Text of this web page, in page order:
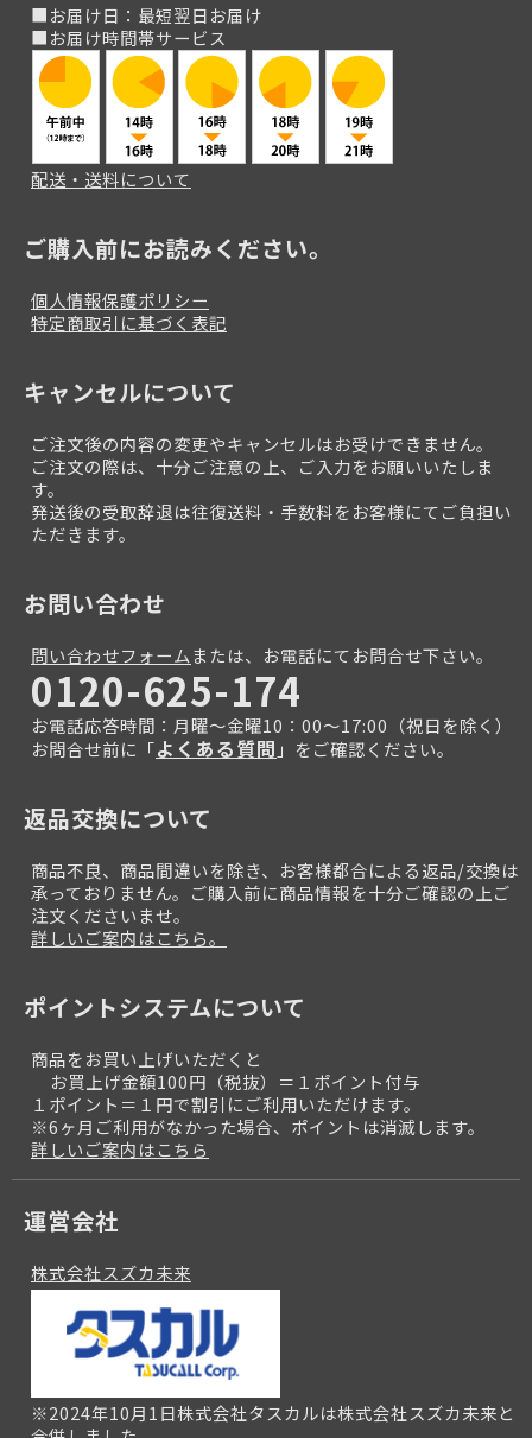
■お届け日：最短翌日お届け
■お届け時間帯サービス
配送・送料について
ご購入前にお読みください。
個人情報保護ポリシー
特定商取引に基づく表記
キャンセルについて
ご注文後の内容の変更やキャンセルはお受けできません。
ご注文の際は、十分ご注意の上、ご入力をお願いいたしま
す。
発送後の受取辞退は往復送料・手数料をお客様にてご負担い
ただきます。
お問い合わせ
問い合わせフォームまたは、お電話にてお問合せ下さい。
0120-625-174
お電話応答時間：月曜～金曜10：00～17:00（祝日を除く）
お問合せ前に「よくある質問 」をご確認ください。
返品交換について
商品不良、商品間違いを除き、お客様都合による返品/交換は
承っておりません。ご購入前に商品情報を十分ご確認の上ご
注文くださいませ。
詳しいご案内はこちら。
ポイントシステムについて
商品をお買い上げいただくと
お買上げ金額100円（税抜）＝１ポイント付与
１ポイント＝１円で割引にご利用いただけます。
※6ヶ月ご利用がなかった場合、ポイントは消滅します。
詳しいご案内はこちら
運営会社
株式会社スズカ未来
※2024年10月1日株式会社タスカルは株式会社スズカ未来と